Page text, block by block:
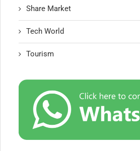
Share Market
Tech World
Tourism